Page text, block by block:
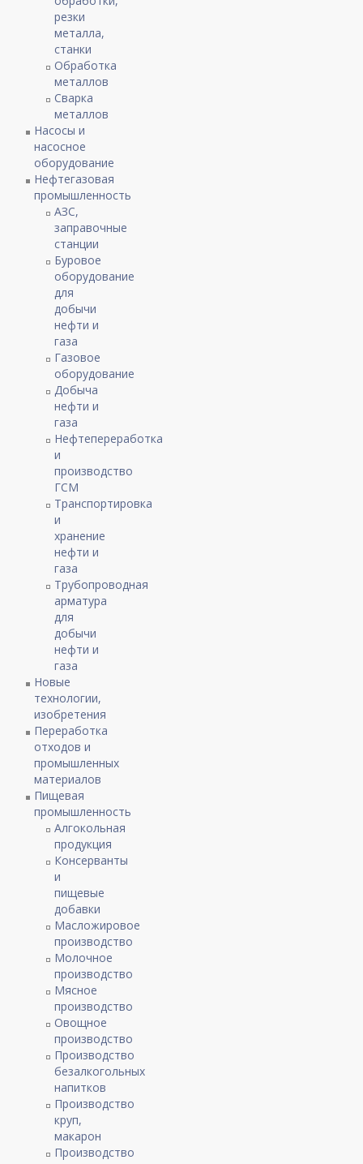
резки
металла,
станки
Обработка
металлов
Сварка
металлов
Насосы и
насосное
оборудование
Нефтегазовая
промышленность
АЗС,
заправочные
станции
Буровое
оборудование
для
добычи
нефти и
газа
Газовое
оборудование
Добыча
нефти и
газа
Нефтепереработка
и
производство
ГСМ
Транспортировка
и
хранение
нефти и
газа
Трубопроводная
арматура
для
добычи
нефти и
газа
Новые
технологии,
изобретения
Переработка
отходов и
промышленных
материалов
Пищевая
промышленность
Алгокольная
продукция
Консерванты
и
пищевые
добавки
Масложировое
производство
Молочное
производство
Мясное
производство
Овощное
производство
Производство
безалкогольных
напитков
Производство
круп,
макарон
Производство